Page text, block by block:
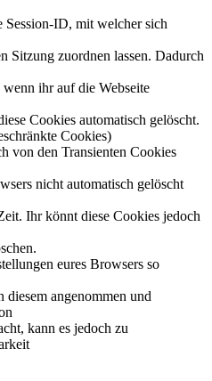
Session-ID, mit welcher sich
Sitzung zuordnen lassen. Dadurch
ihr auf die Webseite
Cookies automatisch gelöscht.
Cookies)
von den Transienten Cookies
nicht automatisch gelöscht
Ihr könnt diese Cookies jedoch
eures Browsers so
angenommen und
kann es jedoch zu